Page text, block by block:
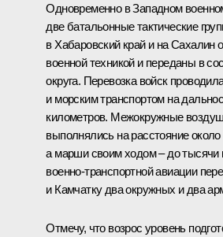
Одновременно в Западном
две батальонные тактические
в Хабаровский край и на Сахалин
военной техникой и переданы в
округа. Перевозка войск
и морским транспортом на
километров. Межокружные
выполнялись на расстояние
а марши своим ходом – до
военно-транспортной авиации
и Камчатку два окружных и два
Отмечу, что возрос уровень